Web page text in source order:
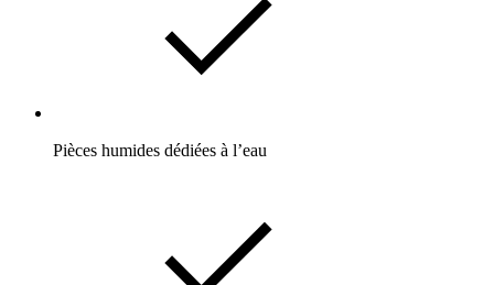
Pièces humides dédiées à l’eau